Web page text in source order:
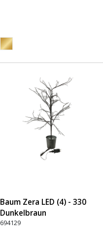
Baum Zera LED (4) - 330
Dunkelbraun
694129